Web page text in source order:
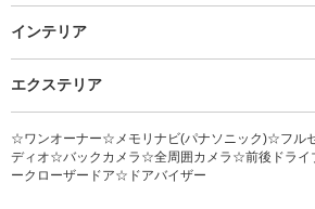
インテリア
エクステリア
☆ワンオーナー☆メモリナビ(パナソニック)☆フル
ディオ☆バックカメラ☆全周囲カメラ☆前後ドライ
ークローザードア☆ドアバイザー